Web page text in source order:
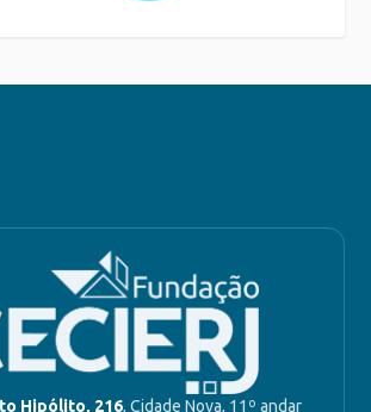
Hipólito, 216, Cidade Nova, 11º andar